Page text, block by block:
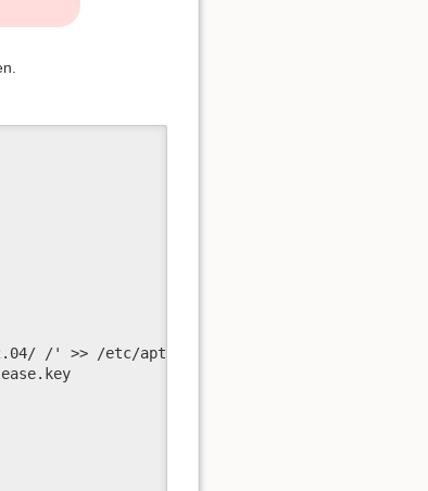
/' >> /etc/apt/sources.list.d/owncloud.list